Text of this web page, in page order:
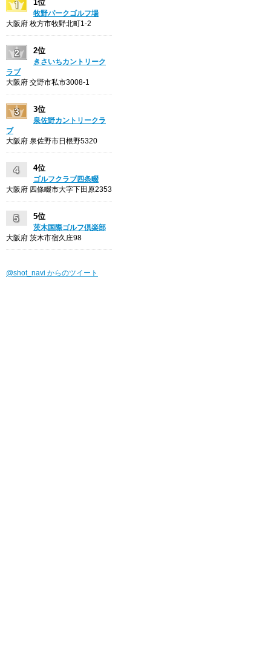
1位
牧野パークゴルフ場
大阪府 枚方市牧野北町1-2
2位
きさいちカントリーク
ラブ
大阪府 交野市私市3008-1
3位
泉佐野カントリークラ
ブ
大阪府 泉佐野市日根野5320
4位
ゴルフクラブ四条畷
大阪府 四條畷市大字下田原2353
5位
茨木国際ゴルフ倶楽部
大阪府 茨木市宿久庄98
@shot_navi からのツイート